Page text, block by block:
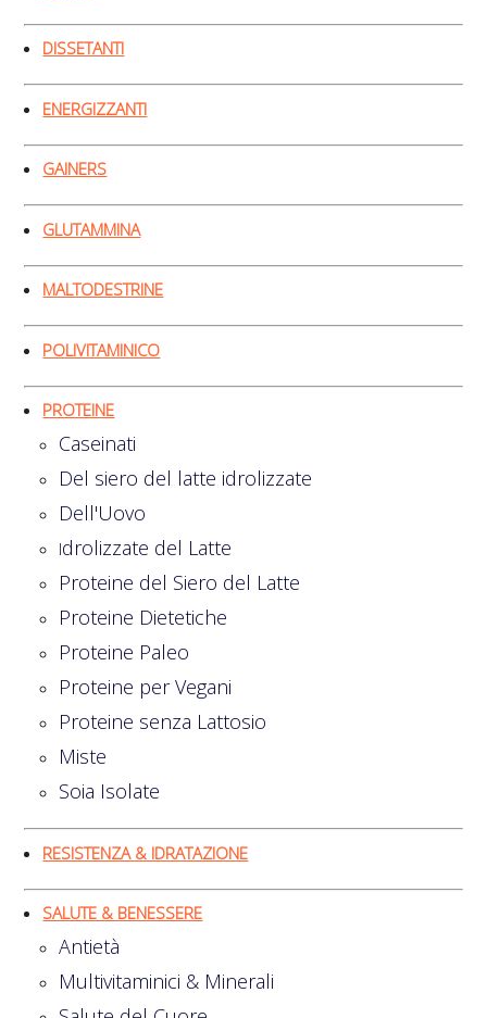
DISSETANTI
ENERGIZZANTI
GAINERS
GLUTAMMINA
MALTODESTRINE
POLIVITAMINICO
PROTEINE
Caseinati
Del siero del latte idrolizzate
Dell'Uovo
Idrolizzate del Latte
Proteine del Siero del Latte
Proteine Dietetiche
Proteine Paleo
Proteine per Vegani
Proteine senza Lattosio
Miste
Soia Isolate
RESISTENZA & IDRATAZIONE
SALUTE & BENESSERE
Antietà
Multivitaminici & Minerali